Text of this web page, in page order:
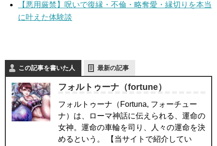
【悪用厳禁】呪いで復縁・不倫・略奪愛・縁切りを本当
に叶えた体験談
この記事を書いた人 最新の記事
フォルトゥーナ（fortune）
フォルトゥーナ（Fortuna, フォーチュー
ナ）は、ローマ神話に伝えられる、運命の
女神。運命の車輪を司り、人々の運命を決
めるという。 【当サイトで紹介してい